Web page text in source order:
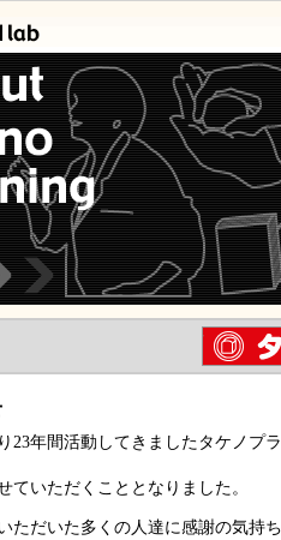
23年間活動してきましたタケノプ
ていただくこととなりました。
ただいた多くの人達に感謝の気持